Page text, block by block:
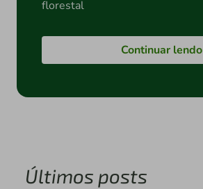
florestal
Continuar lendo
Últimos posts